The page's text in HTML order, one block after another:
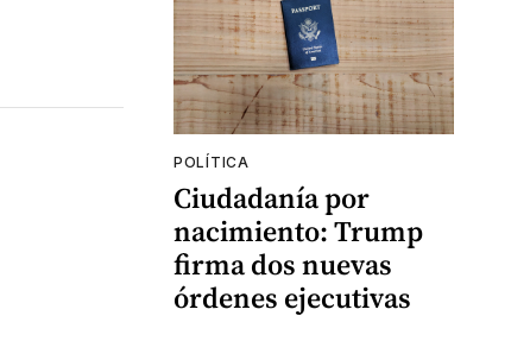
POLÍTICA
Ciudadanía por
nacimiento: Trump
firma dos nuevas
órdenes ejecutivas